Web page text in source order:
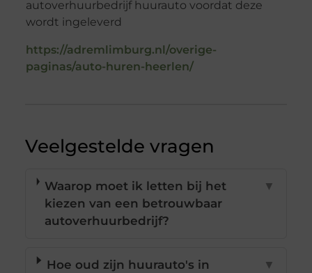
https://adremlimburg.nl/overige-
paginas/auto-huren-heerlen/
Veelgestelde vragen
Waarop moet ik letten bij het
kiezen van een betrouwbaar
autoverhuurbedrijf?
▼
Hoe oud zijn huurauto's in
▼